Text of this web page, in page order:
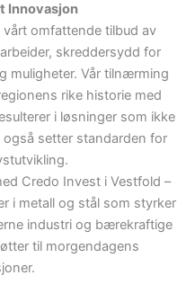
Innovasjon
omfattende tilbud av
skreddersydd for
muligheter. Vår tilnærming
rike historie med
i løsninger som ikke
setter standarden for
Credo Invest i Vestfold –
i metall og stål som styrker
industri og bærekraftige
til morgendagens